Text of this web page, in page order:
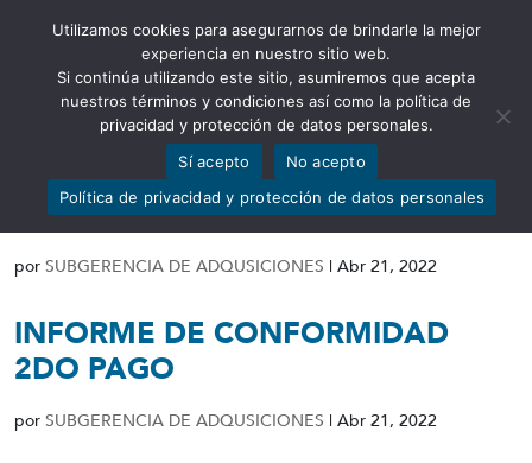
Abrir barra de herramientas
DISPOSICION SCOP PUBLICACION
RI PUBLICACION ESPECIAL
por SUBGERENCIA DE ADQUSICIONES | Abr 21, 2022
INFORME DE CONFORMIDAD
2DO PAGO
por SUBGERENCIA DE ADQUSICIONES | Abr 21, 2022
Utilizamos cookies para asegurarnos de brindarle la mejor
experiencia en nuestro sitio web.
Si continúa utilizando este sitio, asumiremos que acepta
nuestros términos y condiciones así como la política de
privacidad y protección de datos personales.
Sí acepto
No acepto
Política de privacidad y protección de datos personales